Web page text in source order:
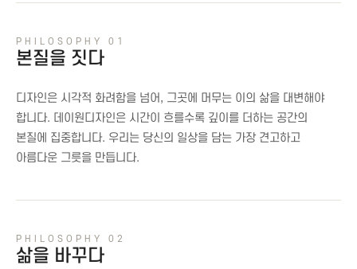
PHILOSOPHY 01
본질을 짓다
디자인은 시각적 화려함을 넘어, 그곳에 머무는 이의 삶을 대변해야
합니다. 데이원디자인은 시간이 흐를수록 깊이를 더하는 공간의
본질에 집중합니다. 우리는 당신의 일상을 담는 가장 견고하고
아름다운 그릇을 만듭니다.
PHILOSOPHY 02
삶을 바꾸다